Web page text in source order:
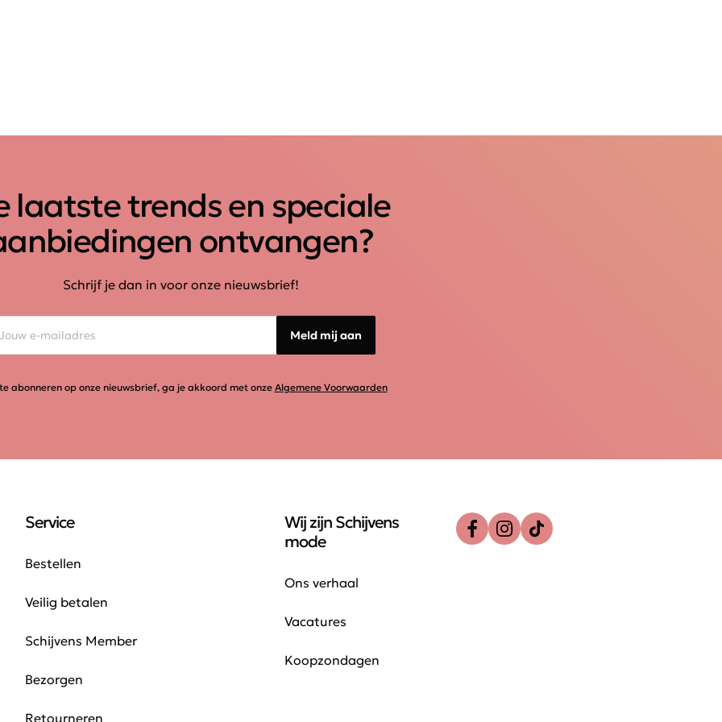
laatste trends en speciale
ontvangen?
Schrijf je dan in voor onze nieuwsbrief!
Meld mij aan
abonneren op onze nieuwsbrief, ga je akkoord met onze Algemene Voorwaarden
Service
Bestellen
Veilig betalen
Schijvens Member
Bezorgen
Retourneren
Wij zijn Schijvens
mode
Ons verhaal
Vacatures
Koopzondagen